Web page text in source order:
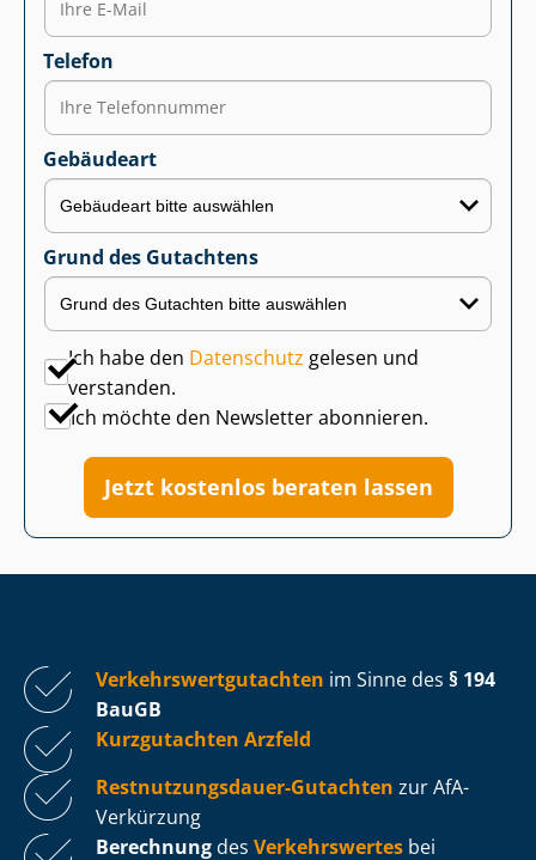
Telefon
Gebäudeart
Grund des Gutachtens
Ich habe den Datenschutz gelesen und
verstanden.
Ich möchte den Newsletter abonnieren.
Jetzt kostenlos beraten lassen
Ver­kehrs­wert­gut­ach­ten im Sinne des § 194
BauGB
Kurzgutachten Arzfeld
Rest­nut­zungs­dau­er-Gutachten zur AfA-
Verkürzung
Berechnung des Verkehrswertes bei